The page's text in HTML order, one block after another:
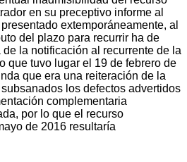
en su preceptivo informe al
extemporáneamente, al
del plazo para recurrir ha de
la notificación al recurrente de la
que tuvo lugar el 19 de febrero de
que era una reiteración de la
los defectos advertidos
complementaria
por lo que el recurso
de 2016 resultaría